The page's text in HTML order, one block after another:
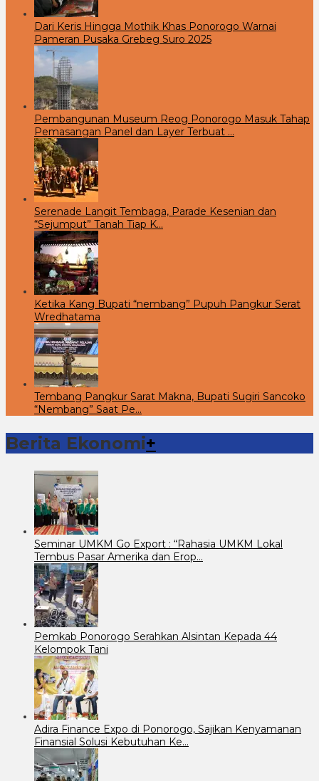
Dari Keris Hingga Mothik Khas Ponorogo Warnai
Pameran Pusaka Grebeg Suro 2025
Pembangunan Museum Reog Ponorogo Masuk Tahap
Pemasangan Panel dan Layer Terbuat …
Serenade Langit Tembaga, Parade Kesenian dan
“Sejumput” Tanah Tiap K…
Ketika Kang Bupati “nembang” Pupuh Pangkur Serat
Wredhatama
Tembang Pangkur Sarat Makna, Bupati Sugiri Sancoko
“Nembang” Saat Pe…
Berita Ekonomi+
Seminar UMKM Go Export : “Rahasia UMKM Lokal
Tembus Pasar Amerika dan Erop…
Pemkab Ponorogo Serahkan Alsintan Kepada 44
Kelompok Tani
Adira Finance Expo di Ponorogo, Sajikan Kenyamanan
Finansial Solusi Kebutuhan Ke…